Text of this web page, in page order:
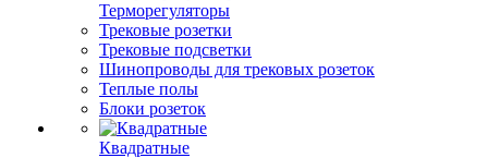
Терморегуляторы
Трековые розетки
Трековые подсветки
Шинопроводы для трековых розеток
Теплые полы
Блоки розеток
Квадратные